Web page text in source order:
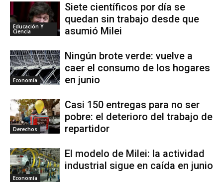
Educación Y
Ciencia
Siete científicos por día se
quedan sin trabajo desde que
asumió Milei
Economía
Ningún brote verde: vuelve a
caer el consumo de los hogares
en junio
Derechos
Casi 150 entregas para no ser
pobre: el deterioro del trabajo de
repartidor
Economía
El modelo de Milei: la actividad
industrial sigue en caída en junio